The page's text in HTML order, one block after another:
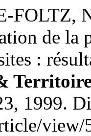
FOLTZ,
de la
:
1999.
view/